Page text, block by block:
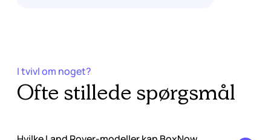
I tvivl om noget?
Ofte stillede spørgsmål